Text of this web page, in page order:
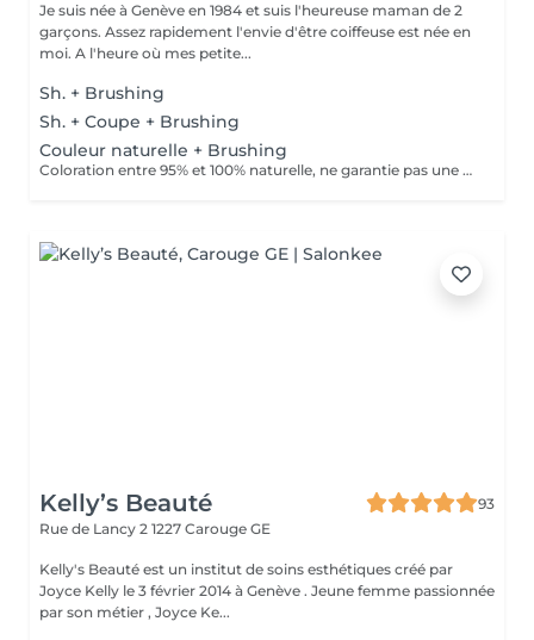
Je suis née à Genève en 1984 et suis l'heureuse maman de 2
garçons. Assez rapidement l'envie d'être coiffeuse est née en
moi. A l'heure où mes petite...
Sh. + Brushing
Sh. + Coupe + Brushing
Couleur naturelle + Brushing
Coloration entre 95% et 100% naturelle, ne garantie pas une couverture des cheveux blancs à 100%.
Kelly’s Beauté
93
Rue de Lancy 2 1227 Carouge GE
Kelly's Beauté est un institut de soins esthétiques créé par
Joyce Kelly le 3 février 2014 à Genève . Jeune femme passionnée
par son métier , Joyce Ke...